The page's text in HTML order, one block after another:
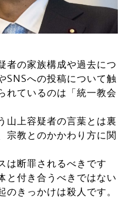
者の家族構成や過去につ
SNSへの投稿について触
れているのは「統一教会
山上容疑者の言葉とは裏
宗教とのかかわり方に関
は断罪されるべきです
と付き合うべきではない
きっかけは殺人です。